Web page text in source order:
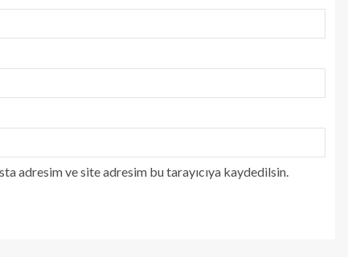
adresim ve site adresim bu tarayıcıya kaydedilsin.